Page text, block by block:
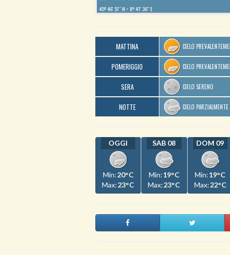
45º 46′ 57″ N 8º 41′ 36″ E
MATTINA CIELO
POMERIGGIO CIELO
SERA CIELO SERENO
NOTTE CIELO
OGGI
Min:20°C
Max:23°C
SAB 08
Min:19°C
Max:23°C
DOM 09
Min:19°C
Max:22°C